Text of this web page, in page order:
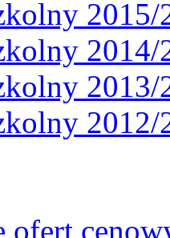
2015/
2014/
2013/
2012/
ofert